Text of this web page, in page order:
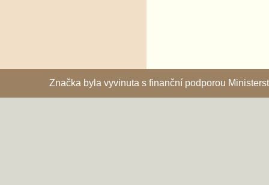
Značka byla vyvinuta s finanční podporou